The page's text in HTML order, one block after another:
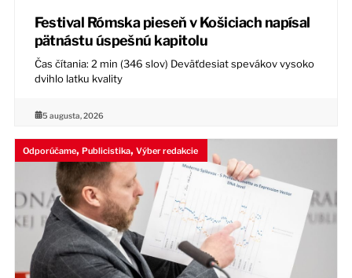
Festival Rómska pieseň v Košiciach napísal
pätnástu úspešnú kapitolu
Čas čítania: 2 min (346 slov) Deväťdesiat spevákov vysoko
dvihlo latku kvality
5 augusta, 2026
Odporúčame, Publicistika, Výber redakcie